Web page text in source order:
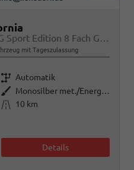
mit Tageszulassung
Getriebe Automatik
Außenfarbe
Monosilber met./Energetic Orange met. Dach Schwarz
Kilometerstand
10 km
Details